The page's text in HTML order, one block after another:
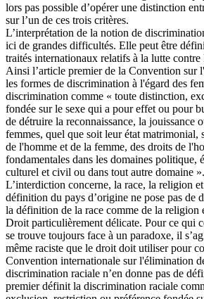
lors pas possible d’opérer une distinction
sur l’un de ces trois critères.
L’interprétation de la notion de
ici de grandes difficultés. Elle peut être
traités internationaux relatifs à la lutte
Ainsi l’article premier de la Convention sur
les formes de discrimination à l'égard des
discrimination comme « toute distinction,
fondée sur le sexe qui a pour effet ou pour
de détruire la reconnaissance, la jouissance
femmes, quel que soit leur état matrimonial,
de l'homme et de la femme, des droits de
fondamentales dans les domaines politique,
culturel et civil ou dans tout autre domaine ».
L’interdiction concerne, la race, la religion
définition du pays d’origine ne pose pas de
la définition de la race comme de la religion
Droit particulièrement délicate. Pour ce qui
se trouve toujours face à un paradoxe, il
même raciste que le droit doit utiliser pour
Convention internationale sur l'élimination
discrimination raciale n’en donne pas de
premier définit la discrimination raciale